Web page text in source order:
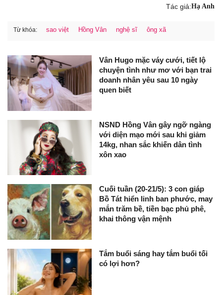
Tác giả:Hạ Anh
Từ khóa: sao việt Hồng Vân nghệ sĩ ông xã
Vân Hugo mặc váy cưới, tiết lộ
chuyện tình như mơ với bạn trai
doanh nhân yêu sau 10 ngày
quen biết
NSND Hồng Vân gây ngỡ ngàng
với diện mạo mới sau khi giảm
14kg, nhan sắc khiến dân tình
xôn xao
Cuối tuần (20-21/5): 3 con giáp
Bồ Tát hiển linh ban phước, may
mắn trăm bề, tiền bạc phủ phê,
khai thông vận mệnh
Tắm buổi sáng hay tắm buổi tối
có lợi hơn?